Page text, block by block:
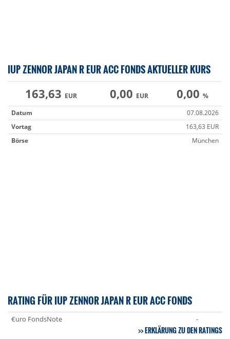
IUP ZENNOR JAPAN R EUR ACC FONDS AKTUELLER KURS
163,63 EUR 0,00 EUR 0,00 %
Datum
07.08.2026
Vortag
163,63 EUR
Börse
München
RATING FÜR IUP ZENNOR JAPAN R EUR ACC FONDS
€uro FondsNote -
ERKLÄRUNG ZU DEN RATINGS